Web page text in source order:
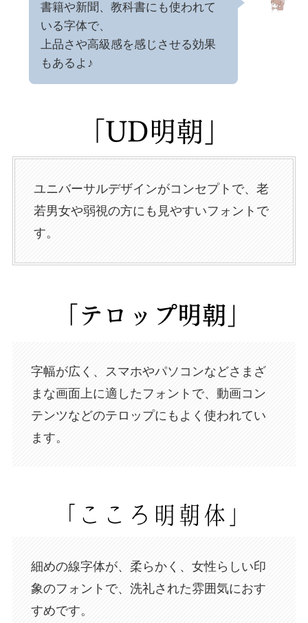
書籍や新聞、教科書にも使われて
いる字体で、
上品さや高級感を感じさせる効果
もあるよ♪
ユニバーサルデザインがコンセプトで、老
若男女や弱視の方にも見やすいフォントで
す。
字幅が広く、スマホやパソコンなどさまざ
まな画面上に適したフォントで、動画コン
テンツなどのテロップにもよく使われてい
ます。
細めの線字体が、柔らかく、女性らしい印
象のフォントで、洗礼された雰囲気におす
すめです。